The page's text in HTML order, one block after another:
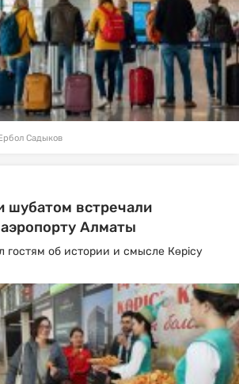
Садыков
шубатом встречали
Алматы
гостям об истории и смысле Көрісу